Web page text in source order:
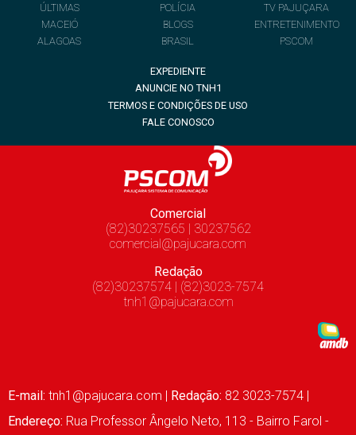
ÚLTIMAS
MACEIÓ
ALAGOAS
POLÍCIA
BLOGS
BRASIL
TV PAJUÇARA
ENTRETENIMENTO
PSCOM
EXPEDIENTE
ANUNCIE NO TNH1
TERMOS E CONDIÇÕES DE USO
FALE CONOSCO
Comercial
(82)30237565 | 30237562
comercial@pajucara.com
Redação
(82)30237574 | (82)3023-7574
tnh1@pajucara.com
E-mail: tnh1@pajucara.com | Redação: 82 3023-7574 |
Endereço: Rua Professor Ângelo Neto, 113 - Bairro Farol -